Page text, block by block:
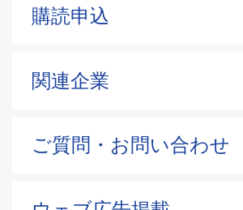
購読申込
関連企業
ご質問・お問い合わせ